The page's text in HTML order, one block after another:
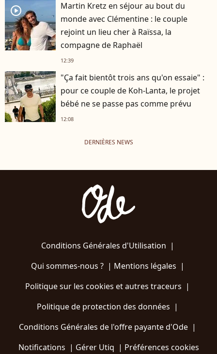
player2
Martin Kretz en séjour au bout du
monde avec Clémentine : le couple
rejoint un lieu cher à Raïssa, la
compagne de Raphaël
12:39
"Ça fait bientôt trois ans qu'on essaie" :
pour ce couple de Koh-Lanta, le projet
bébé ne se passe pas comme prévu
12:08
DERNIÈRES NEWS
Conditions Générales d'Utilisation |
Qui sommes-nous ?| Mentions légales |
Politique sur les cookies et autres traceurs |
Politique de protection des données |
Conditions Générales de l'offre payante d'Ode |
Notifications | Gérer Utiq | Préférences cookies